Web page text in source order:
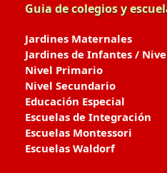
Guia de colegios y
Jardines Maternales
Jardines de Infantes /
Nivel Primario
Nivel Secundario
Educación Especial
Escuelas de Integración
Escuelas Montessori
Escuelas Waldorf